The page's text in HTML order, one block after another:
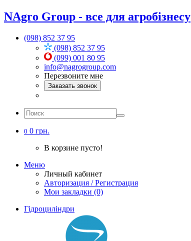
NAgro Group - все для агробізнесу
(098) 852 37 95
(098) 852 37 95
(099) 001 80 95
info@nagrogroup.com
Перезвоните мне
Заказать звонок
0 0 грн.
В корзине пусто!
Меню
Личный кабинет
Авторизация / Регистрация
Мои закладки (0)
Гідроциліндри